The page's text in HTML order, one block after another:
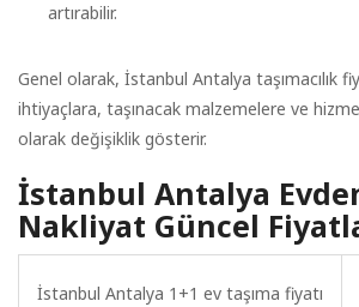
artırabilir.
Genel olarak, İstanbul Antalya taşımacılık
ihtiyaçlara, taşınacak malzemelere ve
olarak değişiklik gösterir.
İstanbul Antalya
Nakliyat Güncel
İstanbul Antalya 1+1 ev taşıma fiyatı